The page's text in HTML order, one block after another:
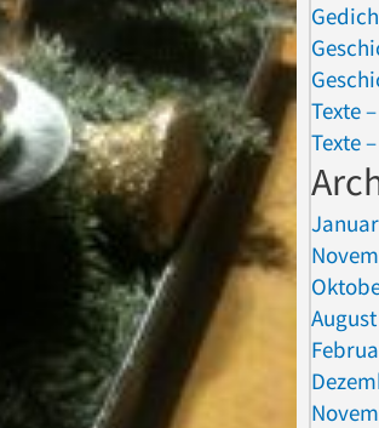
Texte
Texte